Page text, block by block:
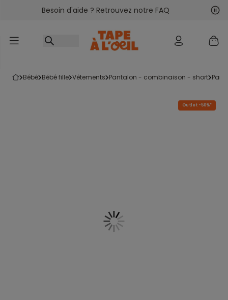
Accéder au contenu
Besoin d'aide ? Retrouvez notre FAQ
bébé bébé fille vêtements pantalon - combinaison - short
Outlet -50%*